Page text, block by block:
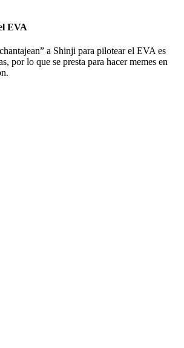
EVA
a Shinji para pilotear el EVA es
por lo que se presta para hacer memes en